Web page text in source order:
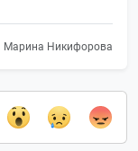
Марина Никифорова